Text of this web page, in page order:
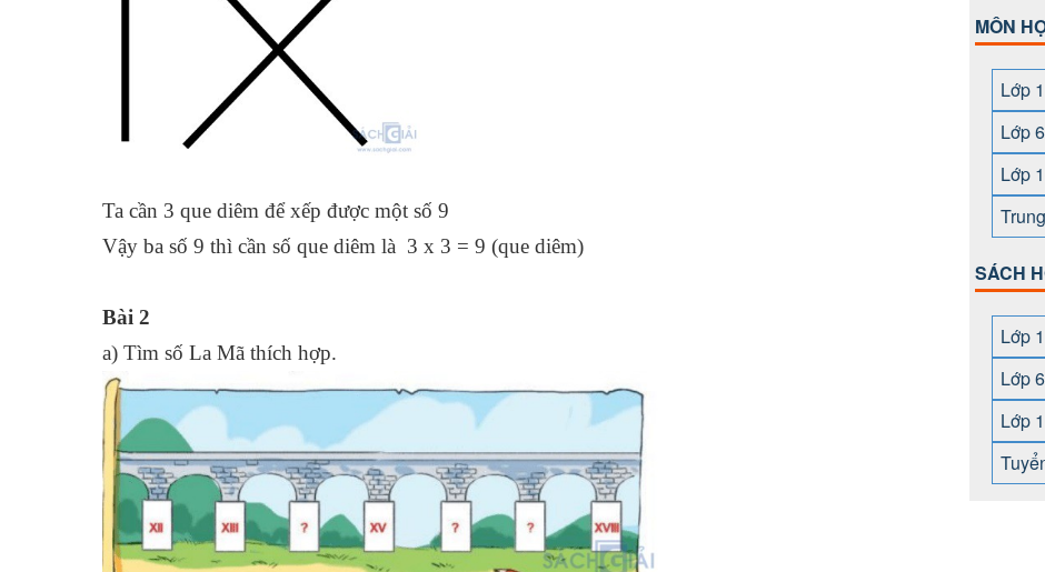
Ta cần 3 que diêm để xếp được một số 9
Vậy ba số 9 thì cần số que diêm là 3 x 3 = 9 (que diêm)
Bài 2
a) Tìm số La Mã thích hợp.
MÔN
Lớp 1
Lớp 6
Lớp
SÁCH
Lớp 1
Lớp 6
Lớp